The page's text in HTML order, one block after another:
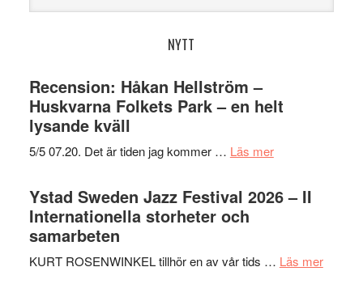
webbplatsen
NYTT
Recension: Håkan Hellström –
Huskvarna Folkets Park – en helt
lysande kväll
5/5 07.20. Det är tiden jag kommer … Läs merom
Håkan
Hellström
Folkets
Ystad Sweden Jazz Festival 2026 – II
Internationella storheter och
samarbeten
KURT ROSENWINKEL tillhör en av vår tids … Läs merom